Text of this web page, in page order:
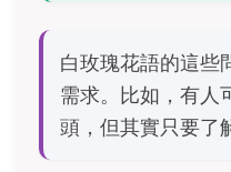
白玫瑰花語的這些
需求。比如，有人
頭，但其實只要了